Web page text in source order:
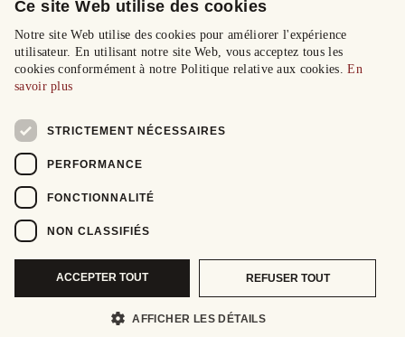
Ce site Web utilise des cookies
Notre site Web utilise des cookies pour améliorer l'expérience
utilisateur. En utilisant notre site Web, vous acceptez tous les
cookies conformément à notre Politique relative aux cookies.En
savoir plus
STRICTEMENT NÉCESSAIRES
PERFORMANCE
FONCTIONNALITÉ
NON CLASSIFIÉS
ACCEPTER TOUT REFUSER TOUT
AFFICHER LES DÉTAILS